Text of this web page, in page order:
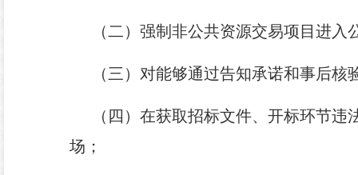
（二）强制非公共资源交易项目进
（三）对能够通过告知承诺和事后
（四）在获取招标文件、开标环节
场；